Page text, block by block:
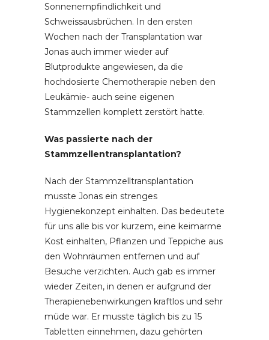
Sonnenempfindlichkeit und
Schweissausbrüchen. In den ersten
Wochen nach der Transplantation war
Jonas auch immer wieder auf
Blutprodukte angewiesen, da die
hochdosierte Chemotherapie neben den
Leukämie- auch seine eigenen
Stammzellen komplett zerstört hatte.
Was passierte nach der
Stammzellentransplantation?
Nach der Stammzelltransplantation
musste Jonas ein strenges
Hygienekonzept einhalten. Das bedeutete
für uns alle bis vor kurzem, eine keimarme
Kost einhalten, Pflanzen und Teppiche aus
den Wohnräumen entfernen und auf
Besuche verzichten. Auch gab es immer
wieder Zeiten, in denen er aufgrund der
Therapienebenwirkungen kraftlos und sehr
müde war. Er musste täglich bis zu 15
Tabletten einnehmen, dazu gehörten